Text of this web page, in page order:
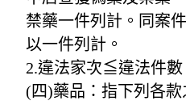
禁藥一件列計。同案
以一件列計。
2.違法家次≦違法件數
(四)藥品：指下列各